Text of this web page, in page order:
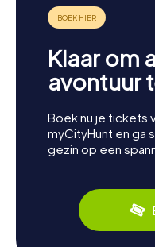
Klaar om
avontuur
Boek nu je tickets
myCityHunt en ga
gezin op een